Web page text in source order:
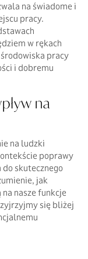
na świadome i
pracy.
w rękach
pracy
i dobremu
na
na ludzki
poprawy
skutecznego
jak
nasze funkcje
się bliżej